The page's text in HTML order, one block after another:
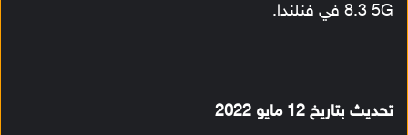
8.3 5G في فنلندا.
تحديث بتاريخ 12 مايو 2022